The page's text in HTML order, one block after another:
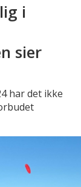
i
sier
har det ikke